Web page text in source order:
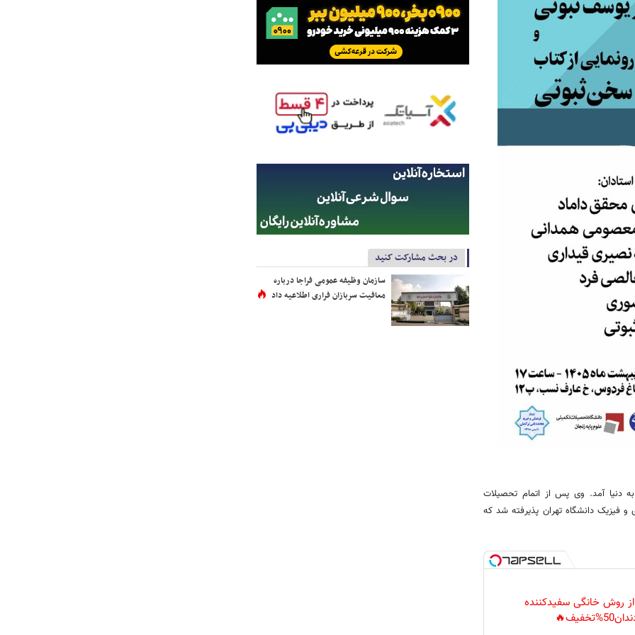
۱۳۱۱ یوسف ثبوتی در زنجان به دنیا آمد. وی پس از اتمام تحصیلات
دو رشته کشاورزی و فیزیک دانشگاه تهران پذیرفته شد که
از روش خانگی سفیدکننده
در بحث مشارکت کنید
سازمان وظیفه عمومی فراجا درباره
معافیت سربازان فراری اطلاعیه داد